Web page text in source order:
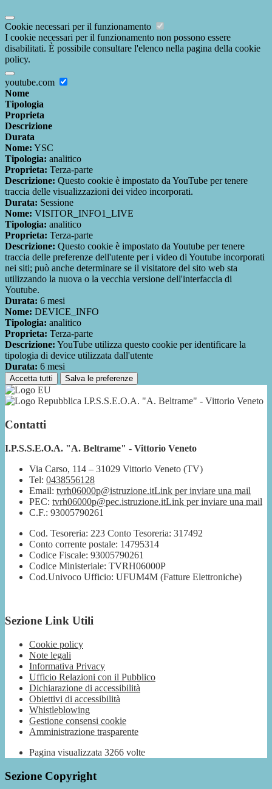
Cookie necessari per il funzionamento
I cookie necessari per il funzionamento non possono essere
disabilitati. È possibile consultare l'elenco nella pagina della cookie
policy.
youtube.com
Nome
Tipologia
Proprieta
Descrizione
Durata
Nome: YSC
Tipologia: analitico
Proprieta: Terza-parte
Descrizione: Questo cookie è impostato da YouTube per tenere
traccia delle visualizzazioni dei video incorporati.
Durata: Sessione
Nome: VISITOR_INFO1_LIVE
Tipologia: analitico
Proprieta: Terza-parte
Descrizione: Questo cookie è impostato da Youtube per tenere
traccia delle preferenze dell'utente per i video di Youtube incorporati
nei siti; può anche determinare se il visitatore del sito web sta
utilizzando la nuova o la vecchia versione dell'interfaccia di
Youtube.
Durata: 6 mesi
Nome: DEVICE_INFO
Tipologia: analitico
Proprieta: Terza-parte
Descrizione: YouTube utilizza questo cookie per identificare la
tipologia di device utilizzata dall'utente
Durata: 6 mesi
Accetta tutti Salva le preferenze
I.P.S.S.E.O.A. "A. Beltrame" - Vittorio Veneto
Contatti
I.P.S.S.E.O.A. "A. Beltrame" - Vittorio Veneto
Via Carso, 114 – 31029 Vittorio Veneto (TV)
Tel: 0438556128
Email: tvrh06000p@istruzione.itLink per inviare una mail
PEC: tvrh06000p@pec.istruzione.itLink per inviare una mail
C.F.: 93005790261
Cod. Tesoreria: 223 Conto Tesoreria: 317492
Conto corrente postale: 14795314
Codice Fiscale: 93005790261
Codice Ministeriale: TVRH06000P
Cod.Univoco Ufficio: UFUM4M (Fatture Elettroniche)
Sezione Link Utili
Cookie policy
Note legali
Informativa Privacy
Ufficio Relazioni con il Pubblico
Dichiarazione di accessibilità
Obiettivi di accessibilità
Whistleblowing
Gestione consensi cookie
Amministrazione trasparente
Pagina visualizzata 3266 volte
Sezione Copyright